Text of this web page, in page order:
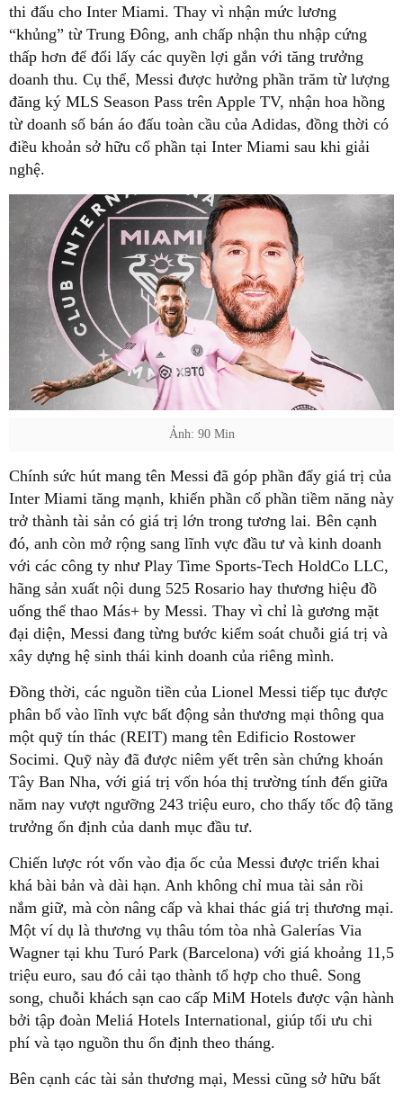
thi đấu cho Inter Miami. Thay vì nhận mức lương
“khủng” từ Trung Đông, anh chấp nhận thu nhập cứng
thấp hơn để đổi lấy các quyền lợi gắn với tăng trưởng
doanh thu. Cụ thể, Messi được hưởng phần trăm từ lượng
đăng ký MLS Season Pass trên Apple TV, nhận hoa hồng
từ doanh số bán áo đấu toàn cầu của Adidas, đồng thời có
điều khoản sở hữu cổ phần tại Inter Miami sau khi giải
nghệ.
Ảnh: 90 Min
Chính sức hút mang tên Messi đã góp phần đẩy giá trị của
Inter Miami tăng mạnh, khiến phần cổ phần tiềm năng này
trở thành tài sản có giá trị lớn trong tương lai. Bên cạnh
đó, anh còn mở rộng sang lĩnh vực đầu tư và kinh doanh
với các công ty như Play Time Sports-Tech HoldCo LLC,
hãng sản xuất nội dung 525 Rosario hay thương hiệu đồ
uống thể thao Más+ by Messi. Thay vì chỉ là gương mặt
đại diện, Messi đang từng bước kiểm soát chuỗi giá trị và
xây dựng hệ sinh thái kinh doanh của riêng mình.
Đồng thời, các nguồn tiền của Lionel Messi tiếp tục được
phân bổ vào lĩnh vực bất động sản thương mại thông qua
một quỹ tín thác (REIT) mang tên Edificio Rostower
Socimi. Quỹ này đã được niêm yết trên sàn chứng khoán
Tây Ban Nha, với giá trị vốn hóa thị trường tính đến giữa
năm nay vượt ngưỡng 243 triệu euro, cho thấy tốc độ tăng
trưởng ổn định của danh mục đầu tư.
Chiến lược rót vốn vào địa ốc của Messi được triển khai
khá bài bản và dài hạn. Anh không chỉ mua tài sản rồi
nắm giữ, mà còn nâng cấp và khai thác giá trị thương mại.
Một ví dụ là thương vụ thâu tóm tòa nhà Galerías Via
Wagner tại khu Turó Park (Barcelona) với giá khoảng 11,5
triệu euro, sau đó cải tạo thành tổ hợp cho thuê. Song
song, chuỗi khách sạn cao cấp MiM Hotels được vận hành
bởi tập đoàn Meliá Hotels International, giúp tối ưu chi
phí và tạo nguồn thu ổn định theo tháng.
Bên cạnh các tài sản thương mại, Messi cũng sở hữu bất